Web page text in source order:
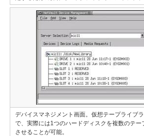
デバイスマネジメント画面。仮想テープライブ
で、実際には1つのハードディスクを複数のテー
させることが可能。